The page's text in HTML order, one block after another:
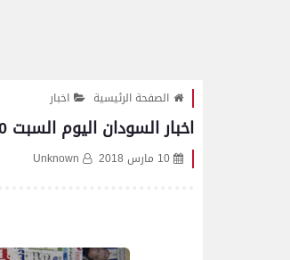
الصفحة الرئيسية اخبار
اخبار السودان اليوم السبت 2018/3/10
10 مارس 2018 Unknown